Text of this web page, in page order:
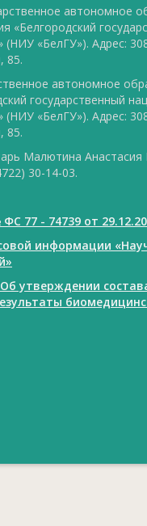
автономное
«Белгородский
(НИУ «БелГУ»). Адрес:
85.
автономное
государственный
(НИУ «БелГУ»). Адрес:
85.
Малютина
30-14-03.
77 - 74739 от
информации
утверждении